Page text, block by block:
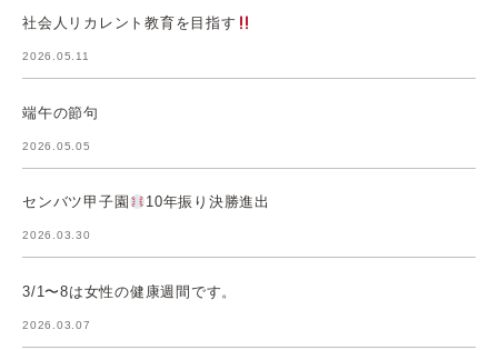
社会人リカレント教育を目指す
2026.05.11
端午の節句
2026.05.05
センバツ甲子園 10年振り決勝進出
2026.03.30
3/1〜8は女性の健康週間です。
2026.03.07